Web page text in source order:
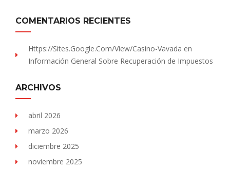
COMENTARIOS RECIENTES
Https://sites.Google.com/view/Casino-Vavada en
Información General Sobre Recuperación de Impuestos
ARCHIVOS
abril 2026
marzo 2026
diciembre 2025
noviembre 2025